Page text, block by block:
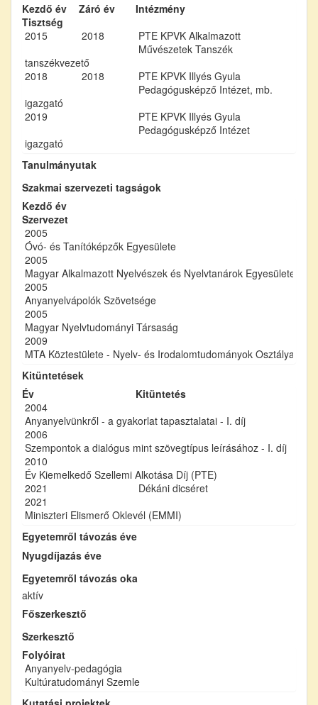
Kezdő év
Záró év
Intézmény
Tisztség
2015
2018
PTE KPVK Alkalmazott
Művészetek Tanszék
tanszékvezető
2018
2018
PTE KPVK Illyés Gyula
Pedagógusképző Intézet, mb.
igazgató
2019
PTE KPVK Illyés Gyula
Pedagógusképző Intézet
igazgató
Tanulmányutak
Szakmai szervezeti tagságok
Kezdő év
Szervezet
2005
Óvó- és Tanítóképzők Egyesülete
2005
Magyar Alkalmazott Nyelvészek és Nyelvtanárok Egyesülete
2005
Anyanyelvápolók Szövetsége
2005
Magyar Nyelvtudományi Társaság
2009
MTA Köztestülete - Nyelv- és Irodalomtudományok Osztálya,
Kitüntetések
Év
Kitüntetés
2004
Anyanyelvünkről - a gyakorlat tapasztalatai - I. díj
2006
Szempontok a dialógus mint szövegtípus leírásához - I. díj
2010
Év Kiemelkedő Szellemi Alkotása Díj (PTE)
2021
Dékáni dicséret
2021
Miniszteri Elismerő Oklevél (EMMI)
Egyetemről távozás éve
Nyugdíjazás éve
Egyetemről távozás oka
aktív
Főszerkesztő
Szerkesztő
Folyóirat
Anyanyelv-pedagógia
Kultúratudományi Szemle